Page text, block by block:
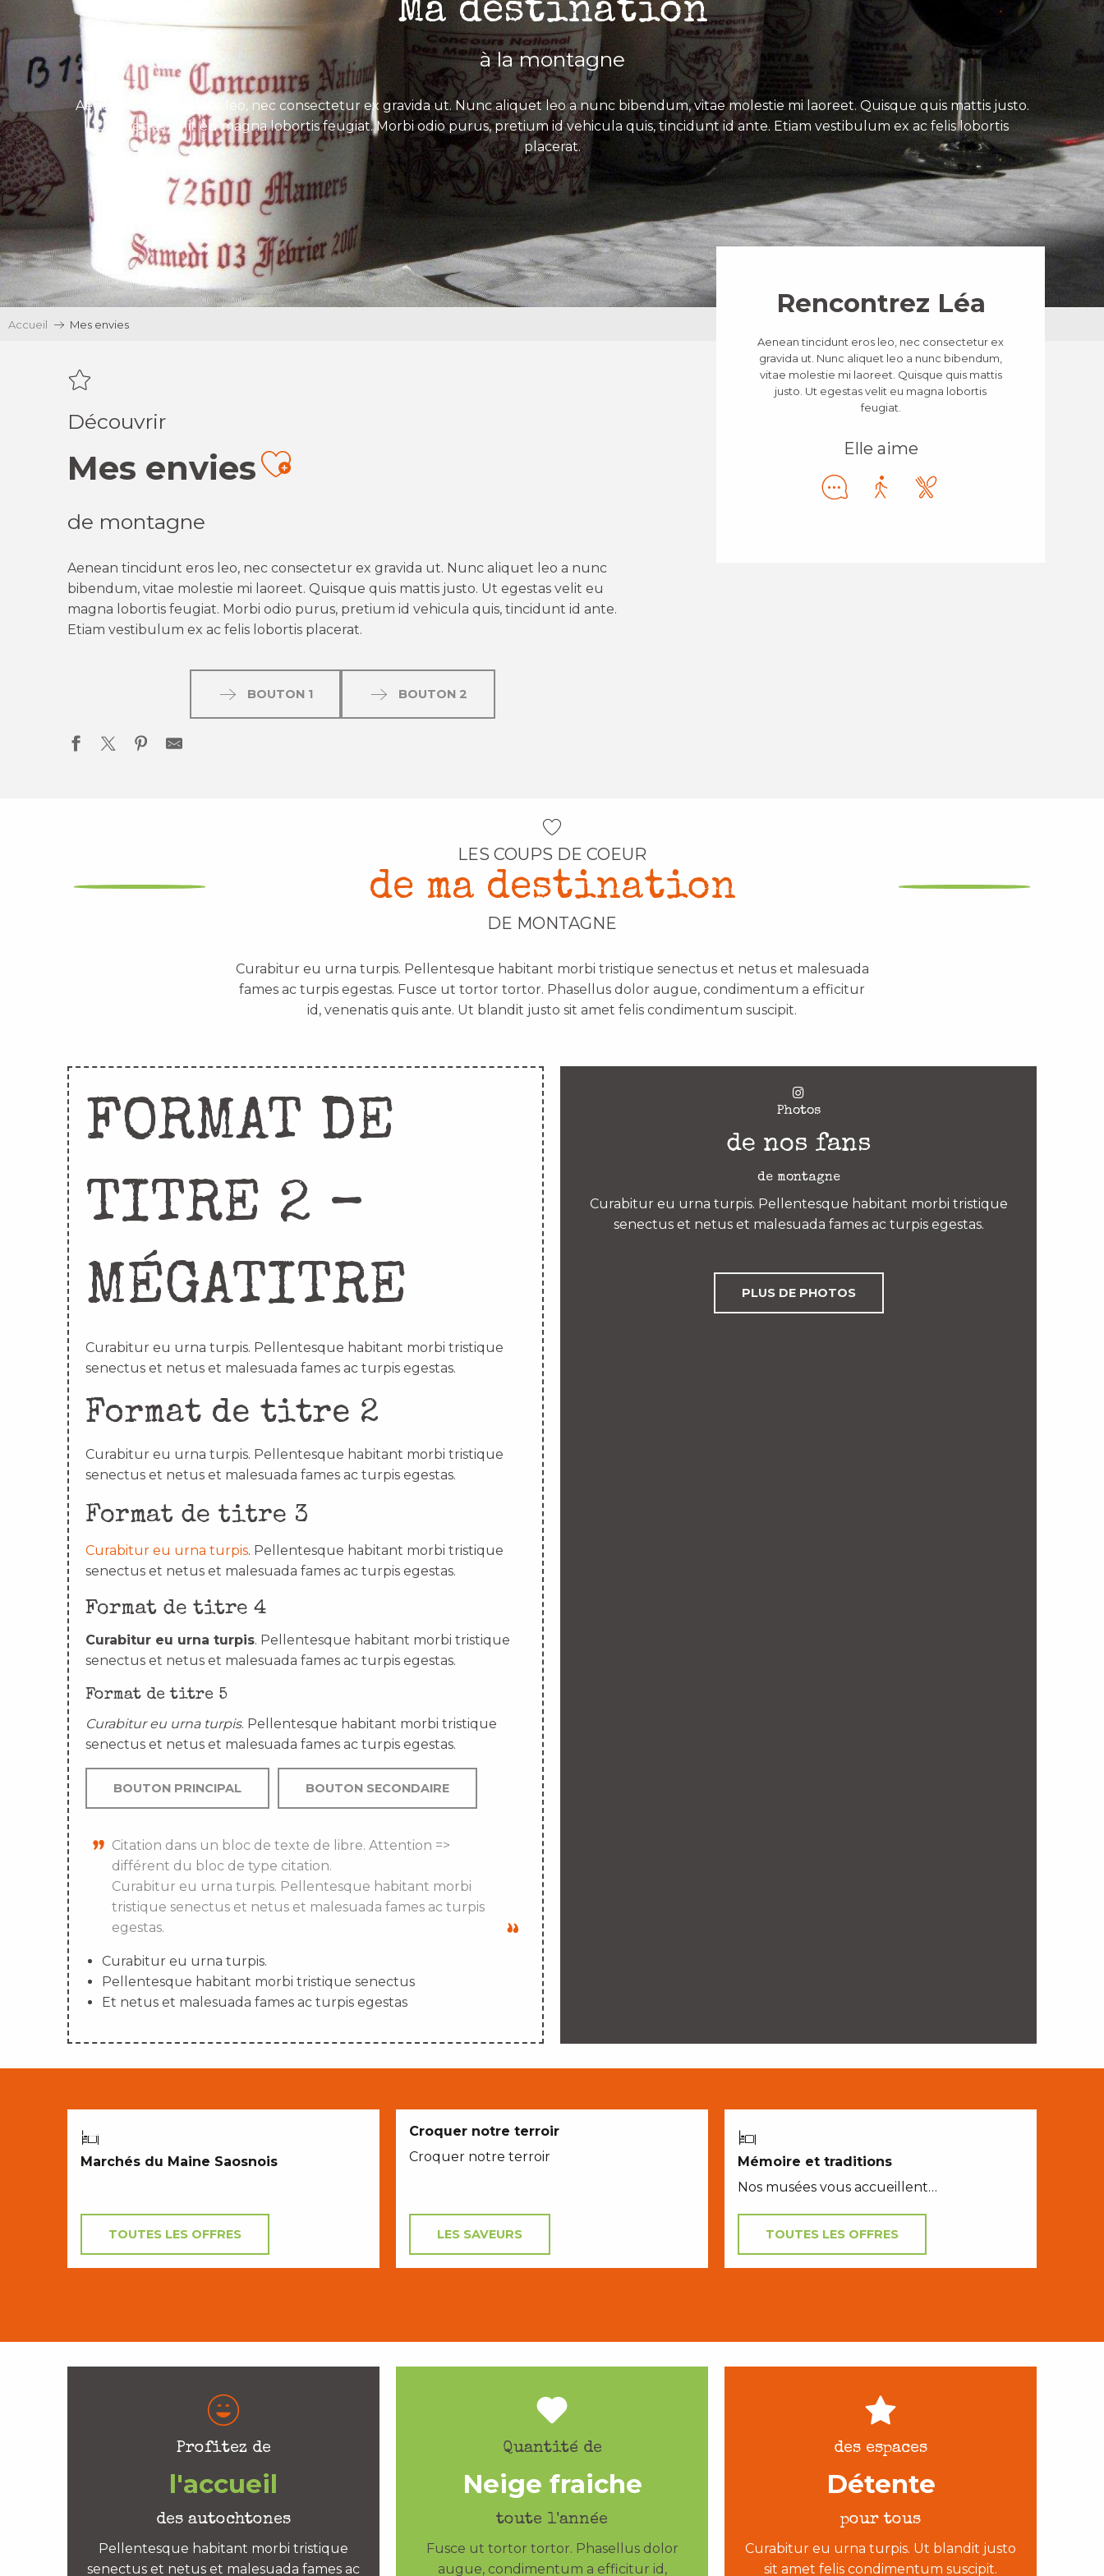
Ma destination
à la montagne
Aenean tincidunt eros leo, nec consectetur ex gravida ut. Nunc aliquet leo a nunc bibendum, vitae molestie mi laoreet. Quisque quis mattis justo.
Ut egestas velit eu magna lobortis feugiat. Morbi odio purus, pretium id vehicula quis, tincidunt id ante. Etiam vestibulum ex ac felis lobortis
placerat.
Accueil Mes envies
Découvrir
Mes enviesAjouter aux favoris
de montagne
Aenean tincidunt eros leo, nec consectetur ex gravida ut. Nunc aliquet leo a nunc
bibendum, vitae molestie mi laoreet. Quisque quis mattis justo. Ut egestas velit eu
magna lobortis feugiat. Morbi odio purus, pretium id vehicula quis, tincidunt id ante.
Etiam vestibulum ex ac felis lobortis placerat.
BOUTON 1 BOUTON 2
Rencontrez Léa
Aenean tincidunt eros leo, nec consectetur ex
gravida ut. Nunc aliquet leo a nunc bibendum,
vitae molestie mi laoreet. Quisque quis mattis
justo. Ut egestas velit eu magna lobortis
feugiat.
Elle aime
LES COUPS DE COEUR
de ma destination
DE MONTAGNE
Curabitur eu urna turpis. Pellentesque habitant morbi tristique senectus et netus et malesuada
fames ac turpis egestas. Fusce ut tortor tortor. Phasellus dolor augue, condimentum a efficitur
id, venenatis quis ante. Ut blandit justo sit amet felis condimentum suscipit.
FORMAT DE
TITRE 2 –
MÉGATITRE
Curabitur eu urna turpis. Pellentesque habitant morbi tristique
senectus et netus et malesuada fames ac turpis egestas.
Format de titre 2
Curabitur eu urna turpis. Pellentesque habitant morbi tristique
senectus et netus et malesuada fames ac turpis egestas.
Format de titre 3
Curabitur eu urna turpis. Pellentesque habitant morbi tristique
senectus et netus et malesuada fames ac turpis egestas.
Format de titre 4
Curabitur eu urna turpis. Pellentesque habitant morbi tristique
senectus et netus et malesuada fames ac turpis egestas.
Format de titre 5
Curabitur eu urna turpis. Pellentesque habitant morbi tristique
senectus et netus et malesuada fames ac turpis egestas.
BOUTON PRINCIPAL BOUTON SECONDAIRE
Citation dans un bloc de texte de libre. Attention =>
différent du bloc de type citation.
Curabitur eu urna turpis. Pellentesque habitant morbi
tristique senectus et netus et malesuada fames ac turpis
egestas.
Curabitur eu urna turpis.
Pellentesque habitant morbi tristique senectus
Et netus et malesuada fames ac turpis egestas
Photos
de nos fans
de montagne
Curabitur eu urna turpis. Pellentesque habitant morbi tristique
senectus et netus et malesuada fames ac turpis egestas.
PLUS DE PHOTOS
Marchés du Maine Saosnois
TOUTES LES OFFRES
Croquer notre terroir
Croquer notre terroir
LES SAVEURS
Mémoire et traditions
Nos musées vous accueillent…
TOUTES LES OFFRES
Profitez de
l'accueil
des autochtones
Pellentesque habitant morbi tristique
senectus et netus et malesuada fames ac
Quantité de
Neige fraiche
toute l'année
Fusce ut tortor tortor. Phasellus dolor
augue, condimentum a efficitur id,
des espaces
Détente
pour tous
Curabitur eu urna turpis. Ut blandit justo
sit amet felis condimentum suscipit.